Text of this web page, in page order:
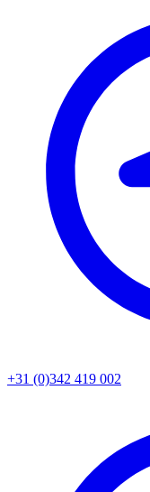
+31 (0)342 419 002